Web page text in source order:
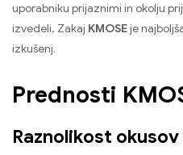
uporabniku prijaznimi in okolju
izvedeli, Zakaj KMOSEje
izkušenj.
Prednosti
Raznolikost